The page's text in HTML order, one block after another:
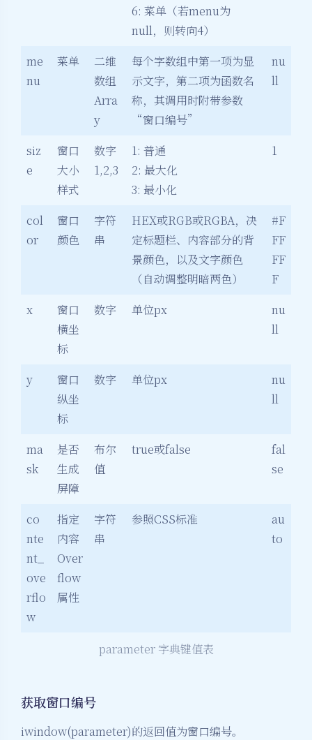
6: 菜单（若menu为
null，则转向4）
me
nu
菜单
二维
数组
Arra
y
每个字数组中第一项为显
示文字，第二项为函数名
称，其调用时附带参数
“窗口编号”
nu
ll
siz
e
窗口
大小
样式
数字
1,2,3
1: 普通
2: 最大化
3: 最小化
1
col
or
窗口
颜色
字符
串
HEX或RGB或RGBA，决
定标题栏、内容部分的背
景颜色，以及文字颜色
（自动调整明暗两色）
#F
FF
FF
F
x
窗口
横坐
标
数字 单位px
nu
ll
y
窗口
纵坐
标
数字 单位px
nu
ll
ma
sk
是否
生成
屏障
布尔
值
true或false
fal
se
co
nte
nt_
ove
rflo
w
指定
内容
Over
flow
属性
字符
串
参照CSS标准
au
to
parameter 字典键值表
获取窗口编号
iwindow(parameter)的返回值为窗口编号。